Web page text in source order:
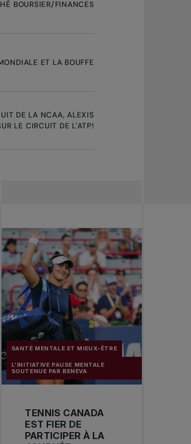
BOURSIER/FINANCES
ET LA BOUFFE
DE LA NCAA, ALEXIS
LE CIRCUIT DE L'ATP!
SANTÉ MENTALE ET MIEUX-ÊTRE
L'INITIATIVE PAUSE MENTALE
SOUTENUE PAR BENEVA
TENNIS CANADA
EST FIER DE
PARTICIPER À LA